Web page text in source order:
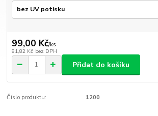
99,00 Kč/ks
81,82 Kč bez DPH
Přidat do košíku
Číslo produktu: 1200